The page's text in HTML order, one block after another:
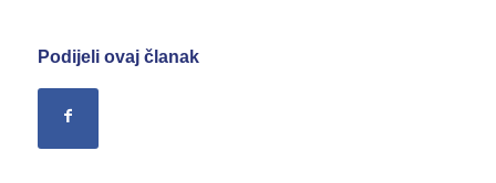
Podijeli ovaj članak